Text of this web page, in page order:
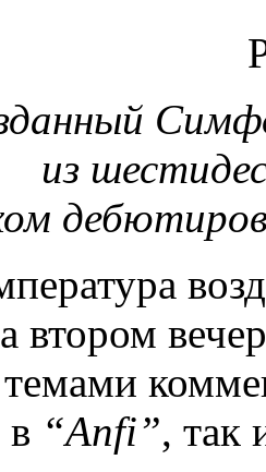
из
втором
“Anfi”, так